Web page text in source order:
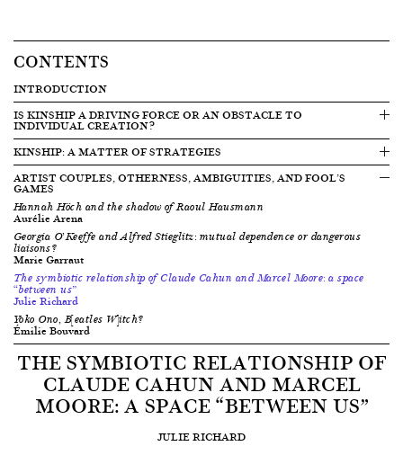
CONTENTS
INTRODUCTION
IS KINSHIP A DRIVING FORCE OR AN OBSTACLE TO
INDIVIDUAL CREATION?
KINSHIP: A MATTER OF STRATEGIES
ARTIST COUPLES, OTHERNESS, AMBIGUITIES, AND FOOL’S
GAMES
Hannah Höch and the shadow of Raoul Hausmann
Aurélie Arena
Georgia O’Keeffe and Alfred Stieglitz: mutual dependence or dangerous
liaisons?
Marie Garraut
The symbiotic relationship of Claude Cahun and Marcel Moore: a space
“between us”
Julie Richard
Yoko Ono, B[eatles W]itch?
Émilie Bouvard
THE SYMBIOTIC RELATIONSHIP OF
CLAUDE CAHUN AND MARCEL
MOORE: A SPACE “BETWEEN US”
JULIE RICHARD